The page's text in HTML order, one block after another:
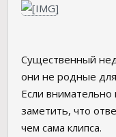
Существенный
они не родные
Если
заметить, что
чем сама клипса.